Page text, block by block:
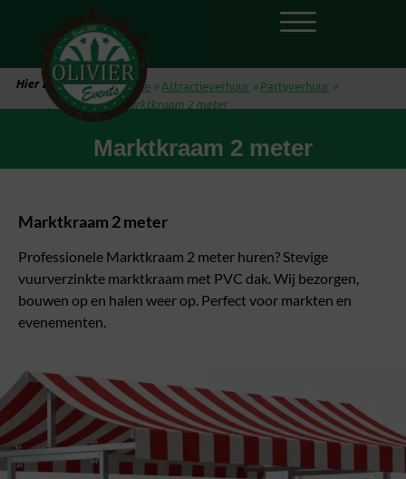
Hier ben je: Home »Attractieverhuur »Partyverhuur »
Marktkraam 2 meter
Marktkraam 2 meter
Marktkraam 2 meter
Professionele Marktkraam 2 meter huren? Stevige
vuurverzinkte marktkraam met PVC dak. Wij bezorgen,
bouwen op en halen weer op. Perfect voor markten en
evenementen.